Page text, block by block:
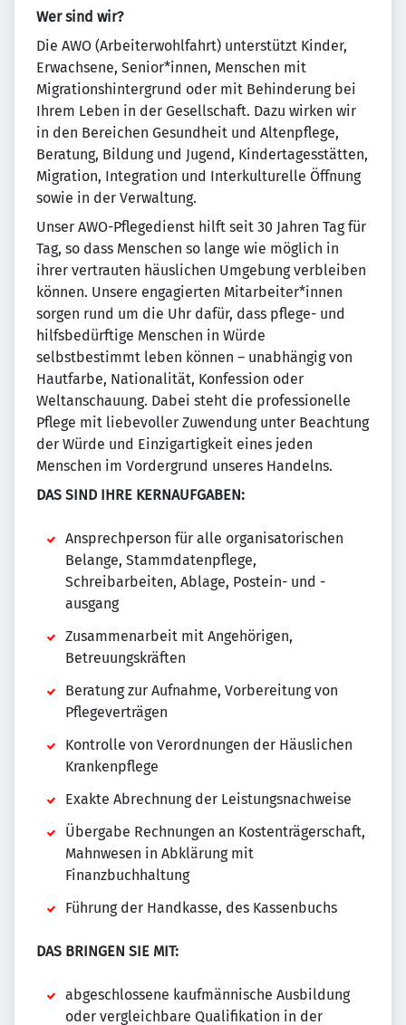
Wer sind wir?
Die AWO (Arbeiterwohlfahrt) unterstützt Kinder,
Erwachsene, Senior*innen, Menschen mit
Migrationshintergrund oder mit Behinderung bei
Ihrem Leben in der Gesellschaft. Dazu wirken wir
in den Bereichen Gesundheit und Altenpflege,
Beratung, Bildung und Jugend, Kindertagesstätten,
Migration, Integration und Interkulturelle Öffnung
sowie in der Verwaltung.
Unser AWO-Pflegedienst hilft seit 30 Jahren Tag für
Tag, so dass Menschen so lange wie möglich in
ihrer vertrauten häuslichen Umgebung verbleiben
können. Unsere engagierten Mitarbeiter*innen
sorgen rund um die Uhr dafür, dass pflege- und
hilfsbedürftige Menschen in Würde
selbstbestimmt leben können – unabhängig von
Hautfarbe, Nationalität, Konfession oder
Weltanschauung. Dabei steht die professionelle
Pflege mit liebevoller Zuwendung unter Beachtung
der Würde und Einzigartigkeit eines jeden
Menschen im Vordergrund unseres Handelns.
DAS SIND IHRE KERNAUFGABEN:
Ansprechperson für alle organisatorischen
Belange, Stammdatenpflege,
Schreibarbeiten, Ablage, Postein- und -
ausgang
Zusammenarbeit mit Angehörigen,
Betreuungskräften
Beratung zur Aufnahme, Vorbereitung von
Pflegeverträgen
Kontrolle von Verordnungen der Häuslichen
Krankenpflege
Exakte Abrechnung der Leistungsnachweise
Übergabe Rechnungen an Kostenträgerschaft,
Mahnwesen in Abklärung mit
Finanzbuchhaltung
Führung der Handkasse, des Kassenbuchs
DAS BRINGEN SIE MIT:
abgeschlossene kaufmännische Ausbildung
oder vergleichbare Qualifikation in der